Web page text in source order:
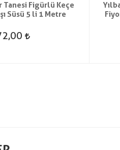
Tanesi Figürlü Keçe
Süsü 5 li 1 Metre